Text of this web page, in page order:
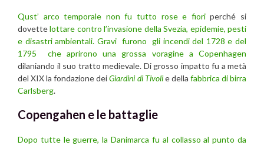
Qust’ arco temporale non fu tutto rose e fioriperché si
dovettelottare contro l’invasione della Svezia, epidemie, pesti
e disastri ambientali. Gravi furono gli incendi del 1728 e del
1795 che aprirono una grossa voragine a Copenhagen
dilaniando il suo tratto medievale. Di grosso impatto fu a metà
del XIX la fondazione deiGiardini di Tivolie della fabbrica di birra
Carlsberg.
Copengahen e le battaglie
Dopo tutte le guerre, la Danimarca fu al collasso al punto da